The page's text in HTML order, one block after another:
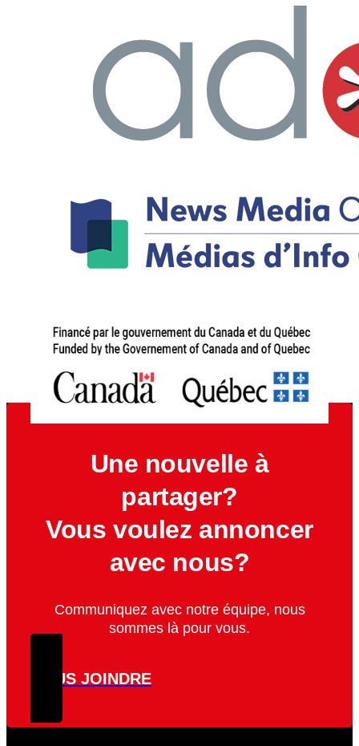
Une nouvelle à
partager?
Vous voulez annoncer
avec nous?
Communiquez avec notre équipe, nous
sommes là pour vous.
NOUS JOINDRE